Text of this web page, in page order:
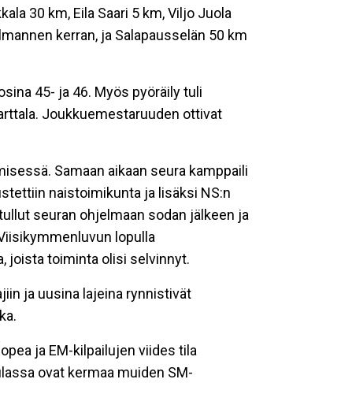
30 km, Eila Saari 5 km, Viljo Juola
kerran, ja Salapausselän 50 km
45- ja 46. Myös pyöräily tuli
Joukkuemestaruuden ottivat
Samaan aikaan seura kamppaili
naistoimikunta ja lisäksi NS:n
seuran ohjelmaan sodan jälkeen ja
lopulla
joista toiminta olisi selvinnyt.
ja uusina lajeina rynnistivät
ja EM-kilpailujen viides tila
ovat kermaa muiden SM-